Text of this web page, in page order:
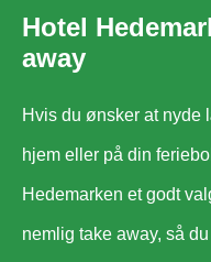
Hotel
away
Hvis du ønsker at nyde
hjem eller på din
Hedemarken et godt
nemlig take away, så